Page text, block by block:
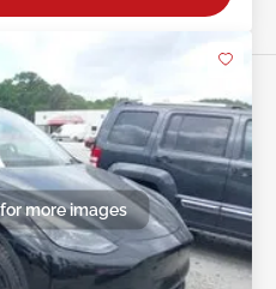
more images